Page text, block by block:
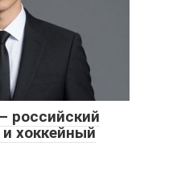
российский
хоккейный